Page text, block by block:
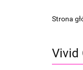
Strona
Vivid